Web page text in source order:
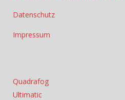
Datenschutz
Impressum
Quadrafog
Ultimatic